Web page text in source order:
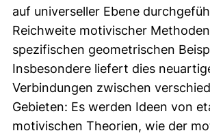
auf universeller Ebene
Reichweite motivischer
spezifischen geometrischen
Insbesondere liefert dies
Verbindungen zwischen
Gebieten: Es werden Ideen von
motivischen Theorien, wie der